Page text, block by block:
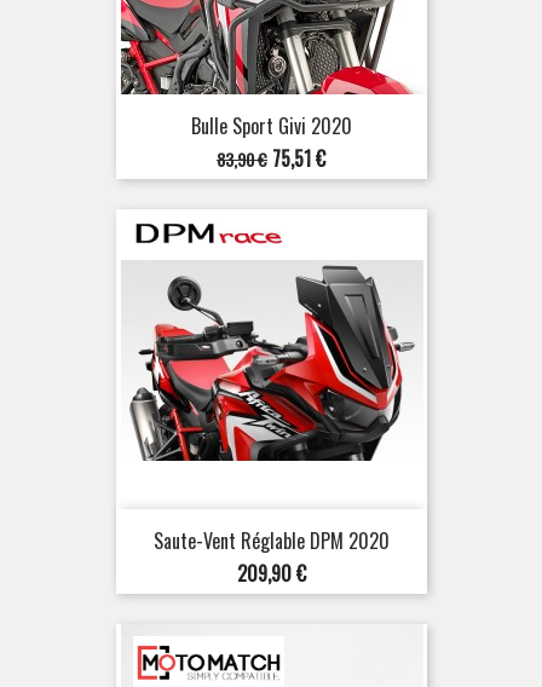
Bulle Sport Givi 2020
Prix
de
base
83,90 € Prix
75,51 €
Saute-Vent Réglable DPM 2020
Prix
209,90 €